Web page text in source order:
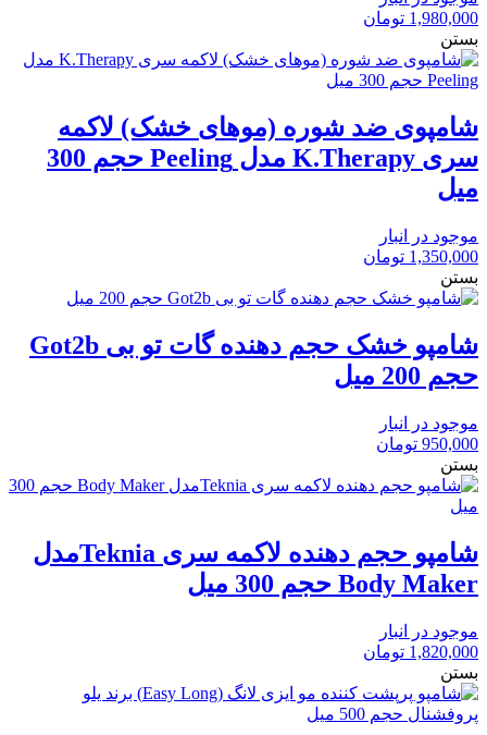
1,980,000 تومان
بستن
شامپوی ضد شوره (موهای خشک) لاکمه
سری K.Therapy مدل Peeling حجم 300
میل
موجود در انبار
1,350,000 تومان
بستن
شامپو خشک حجم دهنده گات تو بی Got2b
حجم 200 میل
موجود در انبار
950,000 تومان
بستن
شامپو حجم دهنده لاکمه سری Tekniaمدل
Body Maker حجم 300 میل
موجود در انبار
1,820,000 تومان
بستن